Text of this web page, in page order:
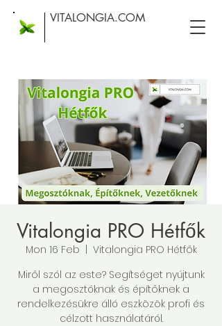
VITALONGIA.COM
Vitalongia PRO Hétfők
Mon 16 Feb
Vitalongia PRO Hétfők
Miről szól az este? Segítséget nyújtunk
a megosztóknak és építőknek a
rendelkezésükre álló eszközök profi és
célzott használatáról.